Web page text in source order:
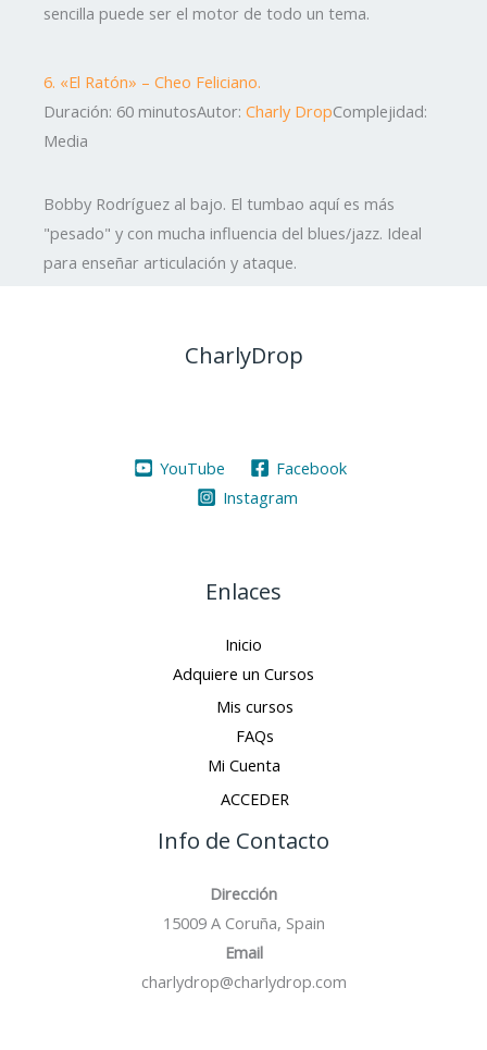
sencilla puede ser el motor de todo un tema.
6. «El Ratón» – Cheo Feliciano.
Duración: 60 minutosAutor: Charly DropComplejidad:
Media
Bobby Rodríguez al bajo. El tumbao aquí es más
"pesado" y con mucha influencia del blues/jazz. Ideal
para enseñar articulación y ataque.
CharlyDrop
YouTube
Facebook
Instagram
Enlaces
Inicio
Adquiere un Cursos
Mis cursos
FAQs
Mi Cuenta
ACCEDER
Info de Contacto
Dirección
15009 A Coruña, Spain
Email
charlydrop@charlydrop.com